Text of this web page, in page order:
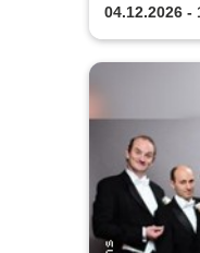
Theater
04.12.2026 -